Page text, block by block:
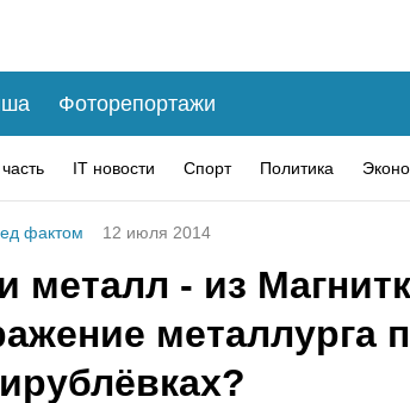
Фоторепортажи
IT новости Спорт Политика
фактом 12 июля 2014
металл - из
металлурга